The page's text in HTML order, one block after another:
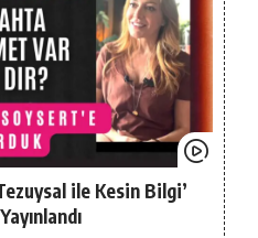
ile Kesin Bilgi’